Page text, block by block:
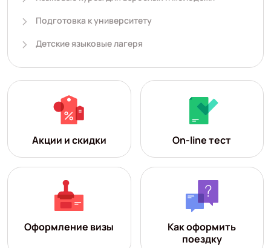
Подготовка к университету
Детские языковые лагеря
Акции и скидки On-line тест
Оформление визы
Как оформить
поездку